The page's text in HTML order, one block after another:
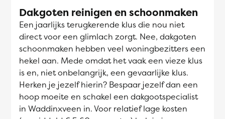
Dakgoten reinigen en schoonmaken
Een jaarlijks terugkerende klus die nou niet
direct voor een glimlach zorgt. Nee, dakgoten
schoonmaken hebben veel woningbezitters een
hekel aan. Mede omdat het vaak een vieze klus
is en, niet onbelangrijk, een gevaarlijke klus.
Herken je jezelf hierin? Bespaar jezelf dan een
hoop moeite en schakel een dakgootspecialist
in Waddinxveen in. Voor relatief lage kosten